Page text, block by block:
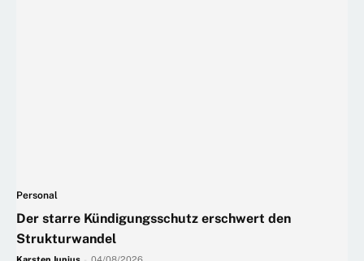
Personal
Der starre Kündigungsschutz erschwert den
Strukturwandel